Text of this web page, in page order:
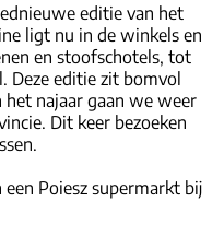
editie van het
ligt nu in de winkels en
en stoofschotels, tot
Deze editie zit bomvol
najaar gaan we weer
Dit keer bezoeken
Poiesz supermarkt bij